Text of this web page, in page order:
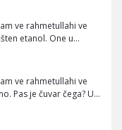
ve rahmetullahi ve
etanol. One u…
ve rahmetullahi ve
Pas je čuvar čega? U…